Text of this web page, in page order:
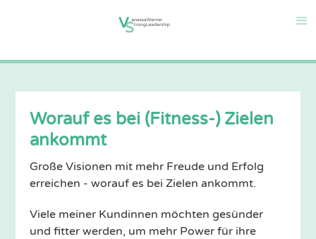
Worauf es bei (Fitness-) Zielen
ankommt
Große Visionen mit mehr Freude und Erfolg
erreichen - worauf es bei Zielen ankommt.
Viele meiner Kundinnen möchten gesünder
und fitter werden, um mehr Power für ihre